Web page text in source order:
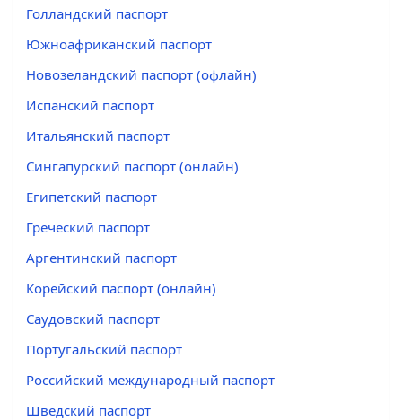
Голландский паспорт
Южноафриканский паспорт
Новозеландский паспорт (офлайн)
Испанский паспорт
Итальянский паспорт
Сингапурский паспорт (онлайн)
Египетский паспорт
Греческий паспорт
Аргентинский паспорт
Корейский паспорт (онлайн)
Саудовский паспорт
Португальский паспорт
Российский международный паспорт
Шведский паспорт